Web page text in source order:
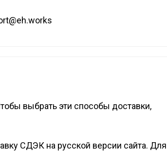
выбрать эти способы доставки,
СДЭК на русской версии сайта. Для